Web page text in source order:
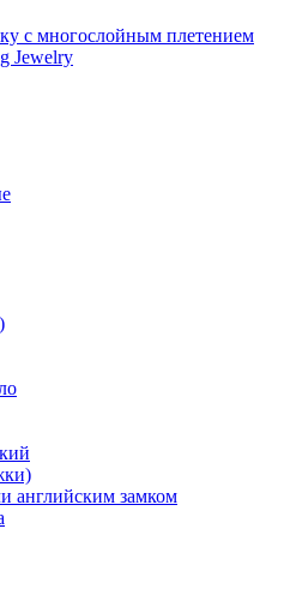
с многослойным плетением
Jewelry
английским замком